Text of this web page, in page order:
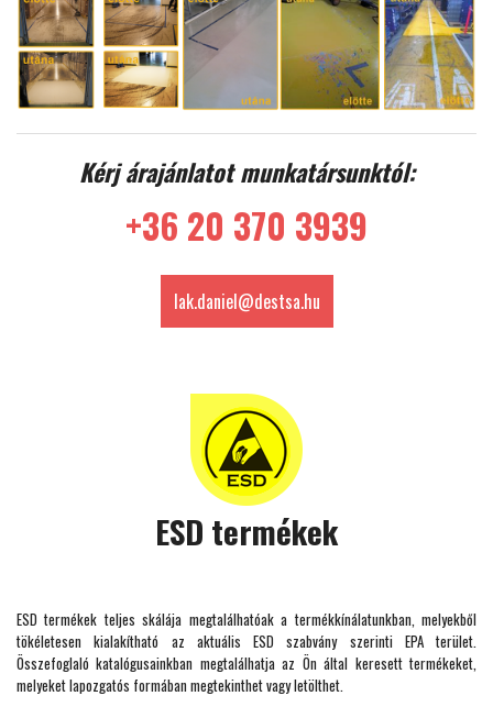
Kérj árajánlatot munkatársunktól:
+36 20 370 3939
lak.daniel@destsa.hu
ESD termékek
ESD termékek teljes skálája megtalálhatóak a termékkínálatunkban, melyekből
tökéletesen kialakítható az aktuális ESD szabvány szerinti EPA terület.
Összefoglaló katalógusainkban megtalálhatja az Ön által keresett termékeket,
melyeket lapozgatós formában megtekinthet vagy letölthet.